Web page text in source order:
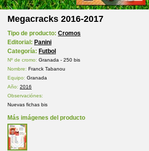
Megacracks 2016-2017
Tipo de producto: Cromos
Editorial: Panini
Categoría: Futbol
Nº de cromo: Granada - 250 bis
Nombre: Franck Tabanou
Equipo: Granada
Año: 2016
Observaciónes:
Nuevas fichas bis
Más imágenes del producto